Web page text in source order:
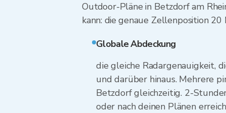
Outdoor-Pläne in Betzdorf am
kann: die genaue Zellenposition
Globale Abdeckung
die gleiche Radargenauigkeit,
und darüber hinaus. Mehrere
Betzdorf gleichzeitig. 2-
oder nach deinen Plänen